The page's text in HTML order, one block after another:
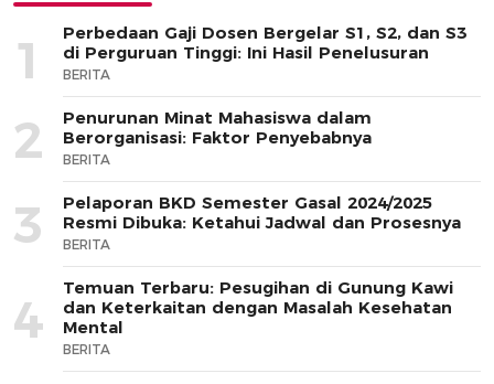
1
Perbedaan Gaji Dosen Bergelar S1, S2, dan S3
di Perguruan Tinggi: Ini Hasil Penelusuran
BERITA
2
Penurunan Minat Mahasiswa dalam
Berorganisasi: Faktor Penyebabnya
BERITA
3
Pelaporan BKD Semester Gasal 2024/2025
Resmi Dibuka: Ketahui Jadwal dan Prosesnya
BERITA
4
Temuan Terbaru: Pesugihan di Gunung Kawi
dan Keterkaitan dengan Masalah Kesehatan
Mental
BERITA